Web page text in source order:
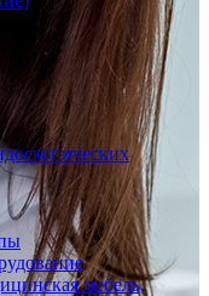
мебель,